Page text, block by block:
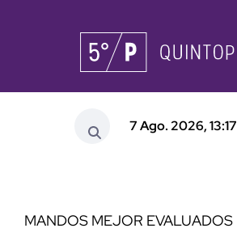
7 Ago. 2026, 13:17
MANDOS MEJOR EVALUADOS